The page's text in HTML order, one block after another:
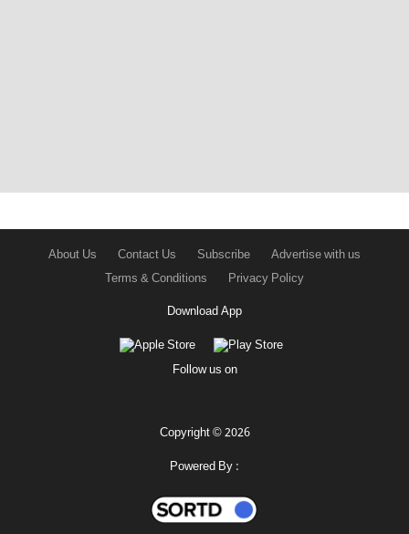
About Us Contact Us Subscribe
Advertise with us
Terms & Conditions
Privacy Policy
Download App
Follow us on
Copyright © 2026
Powered By :